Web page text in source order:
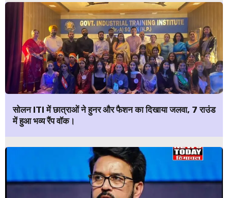
सोलन ITI में छात्राओं ने हुनर और फैशन का दिखाया जलवा, 7 राउंड
में हुआ भव्य रैंप वॉक।